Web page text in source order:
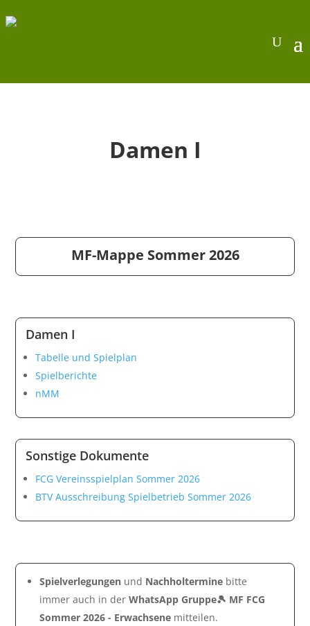
Damen I
MF-Mappe Sommer 2026
Damen I
Tabelle und Spielplan
Spielberichte
nMM
Sonstige Dokumente
FCG Vereinsspielplan Sommer 2026
BTV Ausschreibung Spielbetrieb Sommer 2026
Spielverlegungen und Nachholtermine bitte
immer auch in derWhatsApp Gruppe🎾 MF FCG
Sommer 2026 - Erwachsene mitteilen.